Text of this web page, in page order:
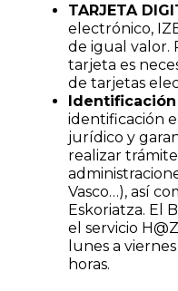
TARJETA
electrónico,
de igual valor.
tarjeta es
de tarjetas
Identificación
identificación
jurídico y
realizar
Vasco…), así
Eskoriatza. El
el servicio
lunes a
horas.